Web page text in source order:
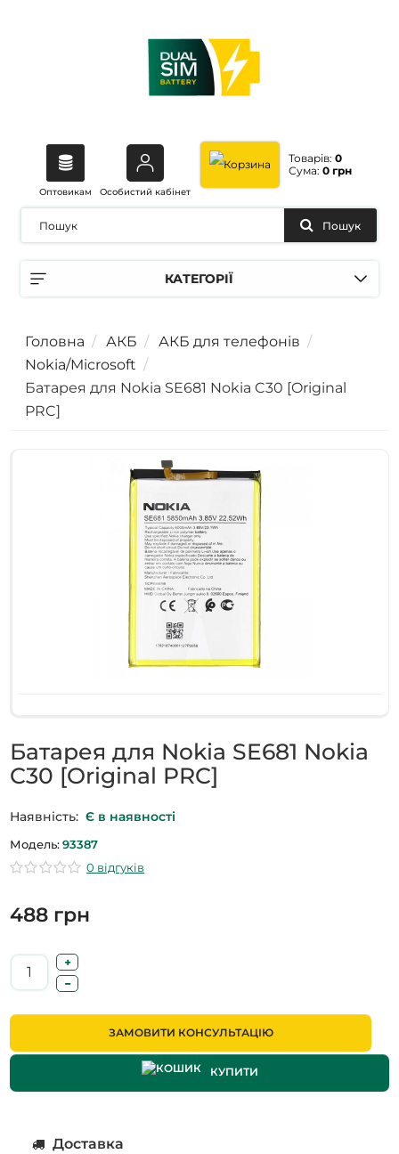
Оптовикам Особистий кабінет
Товарів: 0
Сума: 0 грн
КАТЕГОРІЇ
Пошук
Головна АКБ
АКБ для телефонів
Nokia/Microsoft
Батарея для Nokia SE681 Nokia C30 [Original
PRC]
Батарея для Nokia SE681 Nokia
C30 [Original PRC]
Наявність: Є в наявності
Модель: 93387
0 відгуків
488 грн
ЗАМОВИТИ КОНСУЛЬТАЦІЮ
КУПИТИ
Доставка